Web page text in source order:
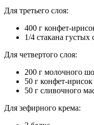
Для третьего слоя:
400 г конфет-
1/4 стакана густых
Для четвертого слоя:
200 г молочного
50 г конфет-ирисок
50 г сливочного
Для зефирного крема: